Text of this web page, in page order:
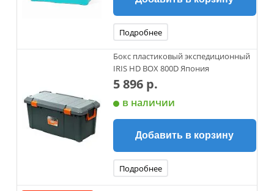
Подробнее
Бокс пластиковый экспедиционный
IRIS HD BOX 800D Япония
5 896 р.
в наличии
Добавить в корзину
Подробнее